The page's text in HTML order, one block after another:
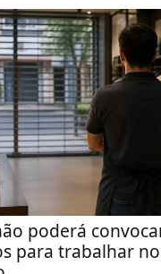
poderá
para trabalhar